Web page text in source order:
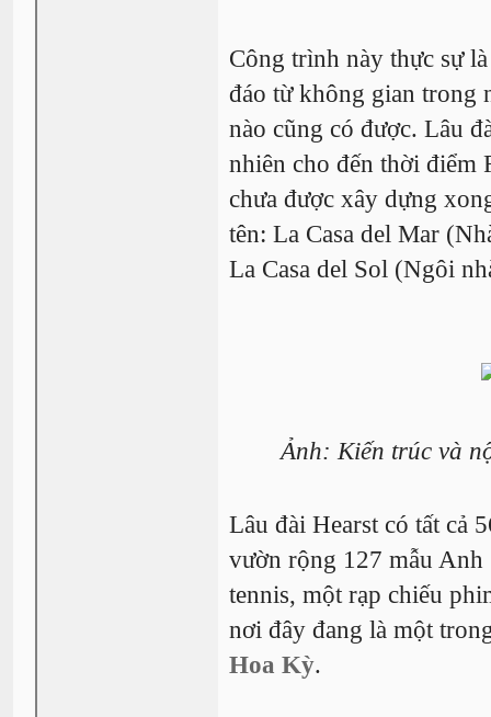
Công trình này thực sự
đáo từ không gian trong
nào cũng có được. Lâu
nhiên cho đến thời điểm
chưa được xây dựng
tên: La Casa del Mar
La Casa del Sol (Ngôi
Ảnh: Kiến trúc và
Lâu đài Hearst có tất cả
vườn rộng 127 mẫu
tennis, một rạp chiếu
nơi đây đang là một
Hoa Kỳ.